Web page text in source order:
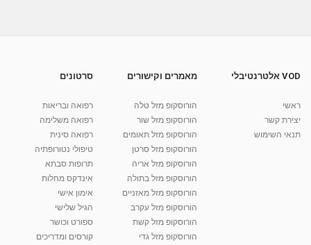
מאת vod-galit 10 שנים
10:17
קרין גורן - העוגה המתגלצ’ת ללא קמח
38.5k צפיות
01:37
יוסי שר - מתמחה בשיטת אלכסנדר וטאי צ'י
2,734 צפיות
VOD אלטרנטיבלי
ראשי
יצירת קשר
תנאי השימוש
מאמרים וקישורים
הורוסקופ מזל טלה
הורוסקופ מזל שור
הורוסקופ מזל תאומים
הורוסקופ מזל סרטן
הורוסקופ מזל אריה
הורוסקופ מזל בתולה
הורוסקופ מזל מאזניים
הורוסקופ מזל עקרב
הורוסקופ מזל קשת
הורוסקופ מזל גדי
סרטונים
רפואה ובריאות
רפואה משלימה
רפואה סינית
טיפולי נטורופתיה
תרופות סבתא
אינדקס מחלות
אימון אישי
הגיל שלישי
ספורט וכושר
קורסים ומדריכים